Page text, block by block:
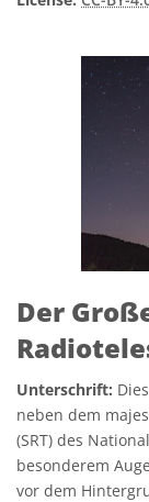
Der
Unterschrift:
neben dem
(SRT) des
besonderem
vor dem